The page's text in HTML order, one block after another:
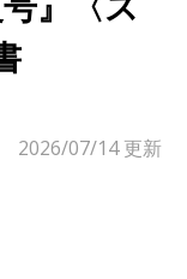
2026/07/14更新